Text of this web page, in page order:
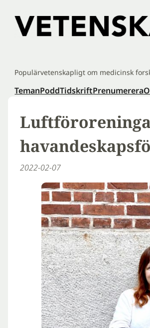
innehåll
Populärvetenskapligt om medicinsk
TemanPoddTidskriftPrenumerera
2022-02-07